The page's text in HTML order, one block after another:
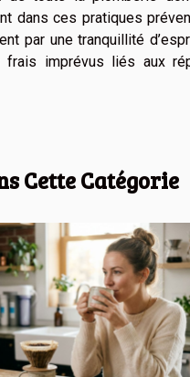
dans ces pratiques
par une tranquillité
frais imprévus liés aux
Cette Catégorie